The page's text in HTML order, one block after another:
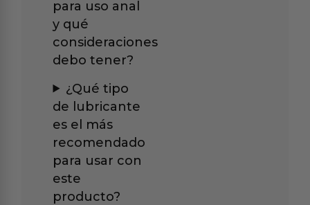
para uso anal
y qué
consideraciones
debo tener?
¿Qué tipo
de lubricante
es el más
recomendado
para usar con
este
producto?